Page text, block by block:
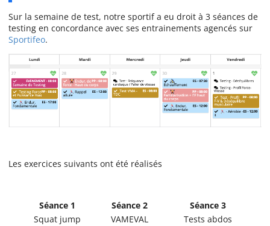
Sur la semaine de test, notre sportif a eu droit à 3 séances de
testing en concordance avec ses entrainements agencés sur
Sportifeo.
Les exercices suivants ont été réalisés
Séance 1 Séance 2
Séance 3
Squat jump
VAMEVAL
Tests abdos